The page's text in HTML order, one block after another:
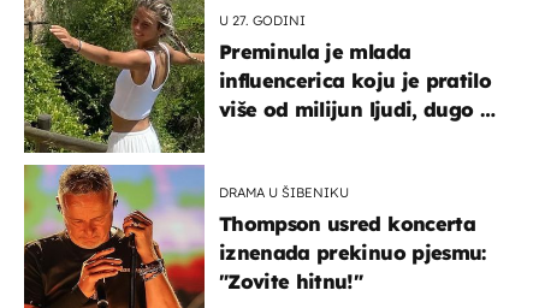
U 27. GODINI
Preminula je mlada
influencerica koju je pratilo
više od milijun ljudi, dugo se
DRAMA U ŠIBENIKU
Thompson usred koncerta
iznenada prekinuo pjesmu:
"Zovite hitnu!"